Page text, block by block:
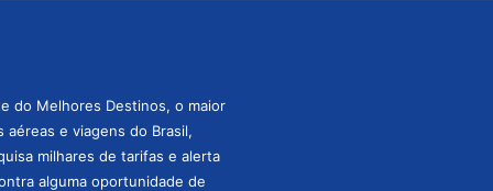
do Melhores Destinos, o maior
e viagens do Brasil,
milhares de tarifas e alerta
alguma oportunidade de